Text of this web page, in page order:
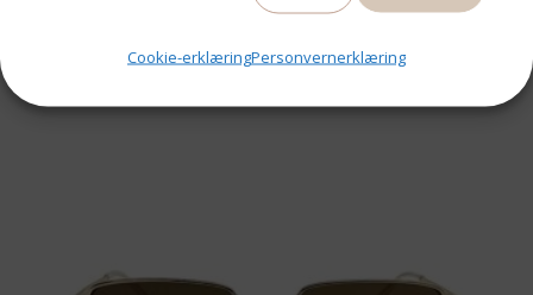
Cookie-erklæringPersonvernerklæring